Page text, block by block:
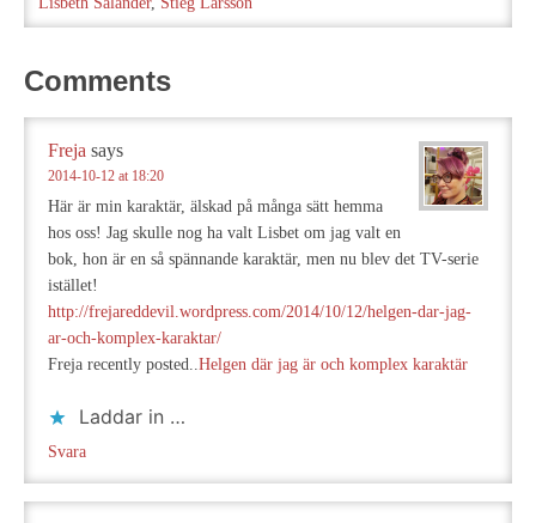
Comments
Freja says
2014-10-12 at 18:20
Här är min karaktär, älskad på många sätt hemma
hos oss! Jag skulle nog ha valt Lisbet om jag valt en
bok, hon är en så spännande karaktär, men nu blev det TV-serie
istället!
http://frejareddevil.wordpress.com/2014/10/12/helgen-dar-jag-
ar-och-komplex-karaktar/
Freja recently posted..Helgen där jag är och komplex karaktär
Laddar in …
Svara